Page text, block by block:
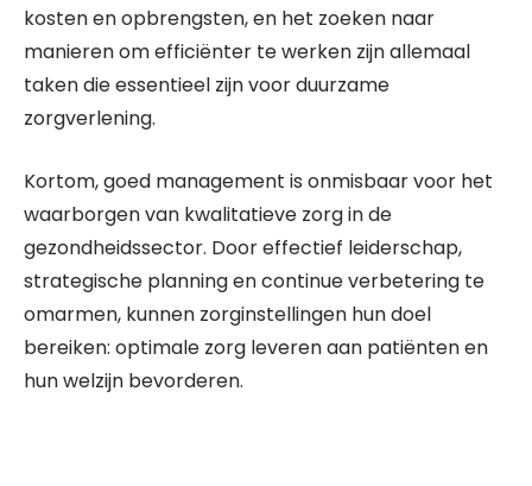
kosten en opbrengsten, en het zoeken naar
manieren om efficiënter te werken zijn allemaal
taken die essentieel zijn voor duurzame
zorgverlening.
Kortom, goed management is onmisbaar voor het
waarborgen van kwalitatieve zorg in de
gezondheidssector. Door effectief leiderschap,
strategische planning en continue verbetering te
omarmen, kunnen zorginstellingen hun doel
bereiken: optimale zorg leveren aan patiënten en
hun welzijn bevorderen.